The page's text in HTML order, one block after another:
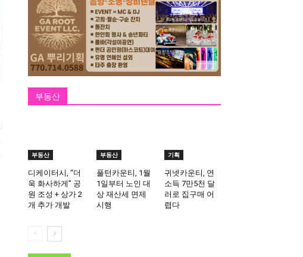
부동산
부동산
디케이터시, “더
욱 화사하게” 공
원 조성 + 상가 2
개 추가 개발
부동산
풀턴카운티, 1월
1일부터 노인 대
상 재산세 면제
시행
기획
귀넷카운티, 연
소득 7만5천 달
러로 집구매 어
렵다